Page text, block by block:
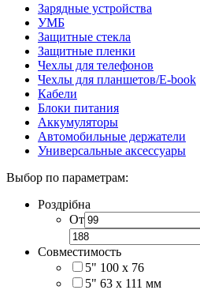
Зарядные устройства
УМБ
Защитные стекла
Защитные пленки
Чехлы для телефонов
Чехлы для планшетов/E-book
Кабели
Блоки питания
Аккумуляторы
Автомобильные держатели
Универсальные аксессуары
Выбор по параметрам:
Роздрібна
От
Совместимость
5" 100 x 76
5" 63 x 111 мм